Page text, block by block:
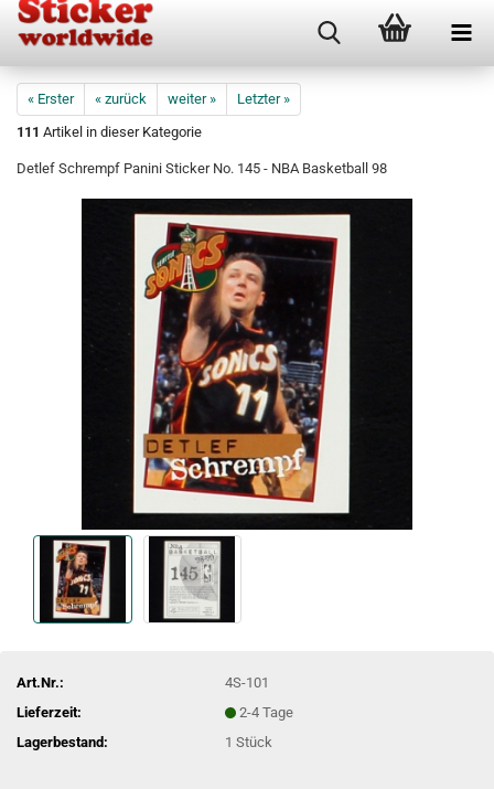
« Erster « zurück weiter »
Letzter »
111 Artikel in dieser Kategorie
Detlef Schrempf Panini Sticker No. 145 - NBA Basketball 98
Art.Nr.:
4S-101
Lieferzeit:
2-4 Tage
Lagerbestand:
1Stück